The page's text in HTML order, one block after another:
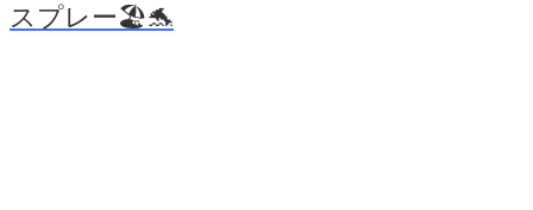
スプレー🏖️🐬